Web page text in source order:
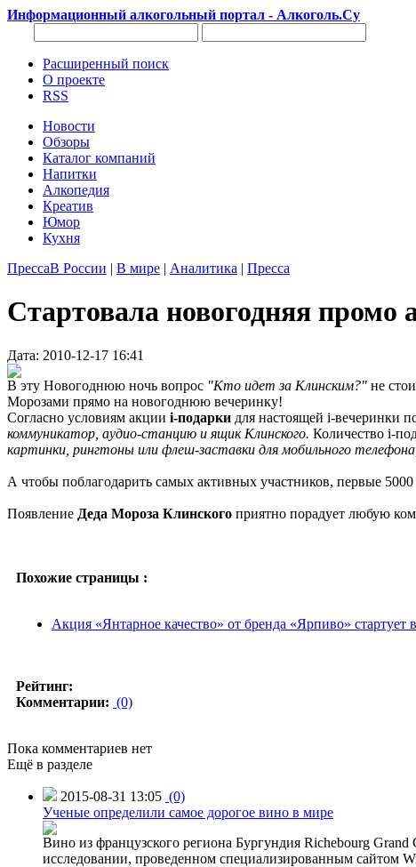
Информационный алкогольный портал - Алкоголь.Су
Расширенный поиск
О проекте
RSS
Новости
Обзоры
Каталог компаний
Напитки
Алкопедия
Креатив
Юмор
Кухня
ПрессаВ России | В мире | Аналитика | Пресса
Стартовала новогодняя промо
Дата: 2010-12-17 16:41
В эту Новогоднюю ночь вопрос "Кто идет за Клинским?" не
Морозами прямо на новогоднюю вечеринку!
Согласно условиям акции i-подарки для настоящей i-вечеринки
коммуникатор, аудио-станцию и ящик Клинского. Количество i-
картинки, рингтоны или флеш-заставки для мобильного
А чтобы поблагодарить самых активных участников, первые
Появление Деда Мороза Клинского приятно порадует любую
Похожие страницы :
Акция «Янтарное качество» от бренда «Ярпиво»
Рейтинг:
Комментарии: (0)
Пока комментариев нет
Ещё в разделе
2015-08-31 13:05 (0)
Ученые определили самое дорогое вино в мире
Вино из французского региона Бургундия Richebourg
исследовании, проведенном специализированным сайтом